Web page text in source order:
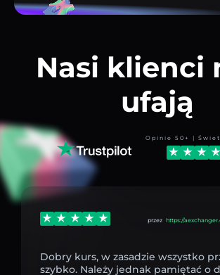
Nasi klienci
ufają
Opinie 50+ |
przez https://
Dobry kurs, w zasadzie wszystko
szybko. Należy jednak pamiętać o